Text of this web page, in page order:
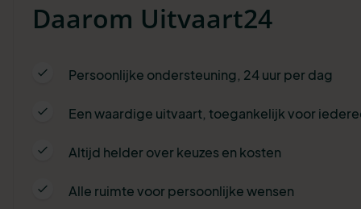
Daarom Uitvaart24
Persoonlijke ondersteuning, 24 uur per dag
Een waardige uitvaart, toegankelijk voor
Altijd helder over keuzes en kosten
Alle ruimte voor persoonlijke wensen